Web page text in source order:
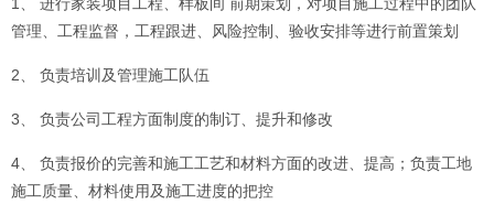
管理、工程监督，工程跟进、风险控制、验收安排等进行前置策划
2、 负责培训及管理施工队伍
3、 负责公司工程方面制度的制订、提升和修改
4、 负责报价的完善和施工工艺和材料方面的改进、提高；负责工地
施工质量、材料使用及施工进度的把控